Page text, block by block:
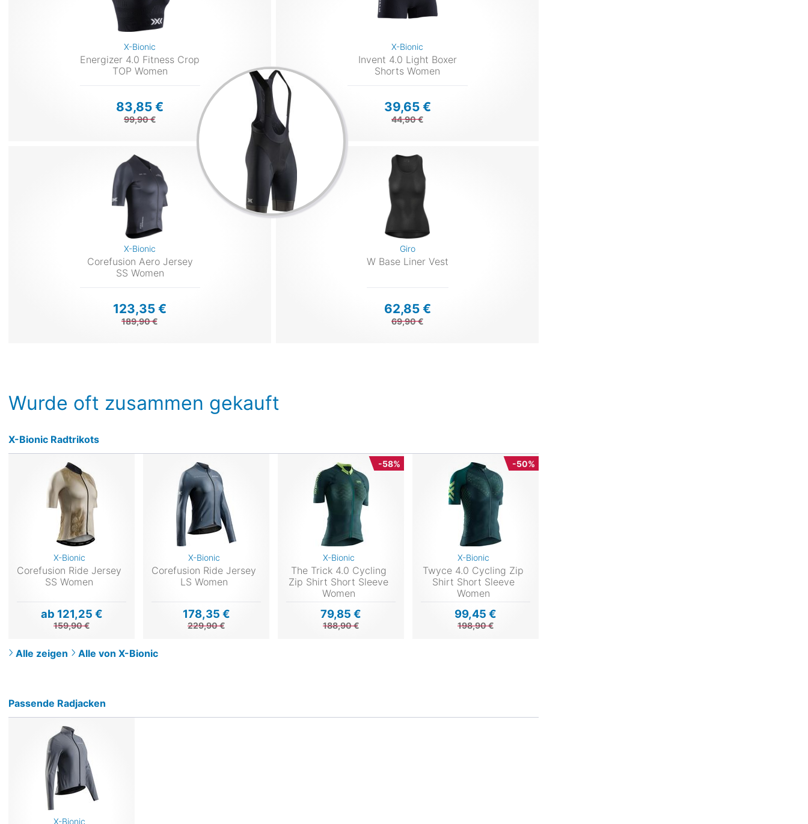
X-Bionic
Energizer 4.0 Fitness Crop
TOP Women
83,85 €
99,90 €
X-Bionic
Invent 4.0 Light Boxer
Shorts Women
39,65 €
44,90 €
X-Bionic
Corefusion Aero Jersey
SS Women
123,35 €
189,90 €
Giro
W Base Liner Vest
62,85 €
69,90 €
Wurde oft zusammen gekauft
X-Bionic Radtrikots
X-Bionic
Corefusion Ride Jersey
SS Women
ab 121,25 €
159,90 €
X-Bionic
Corefusion Ride Jersey
LS Women
178,35 €
229,90 €
-58%
X-Bionic
The Trick 4.0 Cycling
Zip Shirt Short Sleeve
Women
79,85 €
188,90 €
-50%
X-Bionic
Twyce 4.0 Cycling Zip
Shirt Short Sleeve
Women
99,45 €
198,90 €
Alle zeigen Alle von X-Bionic
Passende Radjacken
X-Bionic